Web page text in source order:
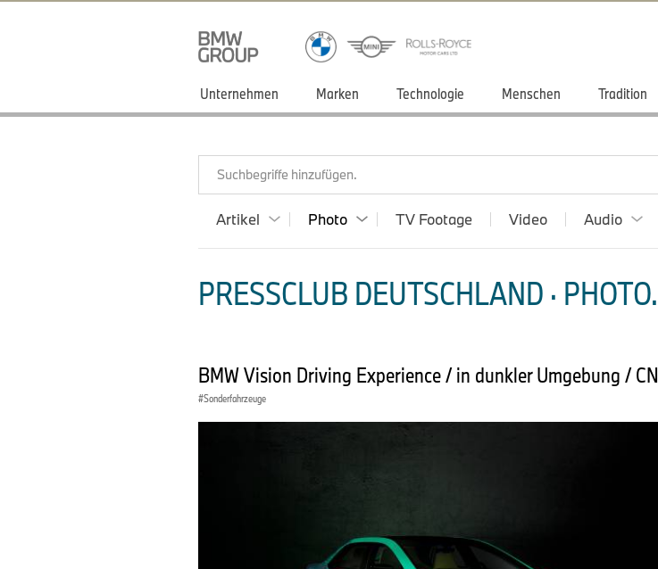
Unternehmen Marken Technologie Menschen Tradition
Suchbegriffe hinzufügen.
Artikel Photo TV Footage Video Audio
PRESSCLUB DEUTSCHLAND · PHOTO.
BMW Vision Driving Experience / in dunkler Umgebung / CN
Sonderfahrzeuge